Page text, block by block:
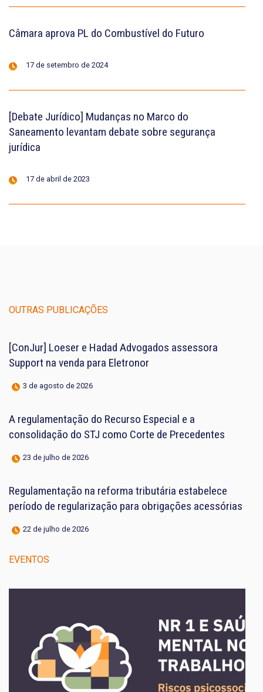
Câmara aprova PL do Combustível do Futuro
17 de setembro de 2024
[Debate Jurídico] Mudanças no Marco do
Saneamento levantam debate sobre segurança
jurídica
17 de abril de 2023
OUTRAS PUBLICAÇÕES
[ConJur] Loeser e Hadad Advogados assessora
Support na venda para Eletronor
3 de agosto de 2026
A regulamentação do Recurso Especial e a
consolidação do STJ como Corte de Precedentes
23 de julho de 2026
Regulamentação na reforma tributária estabelece
período de regularização para obrigações acessórias
22 de julho de 2026
EVENTOS